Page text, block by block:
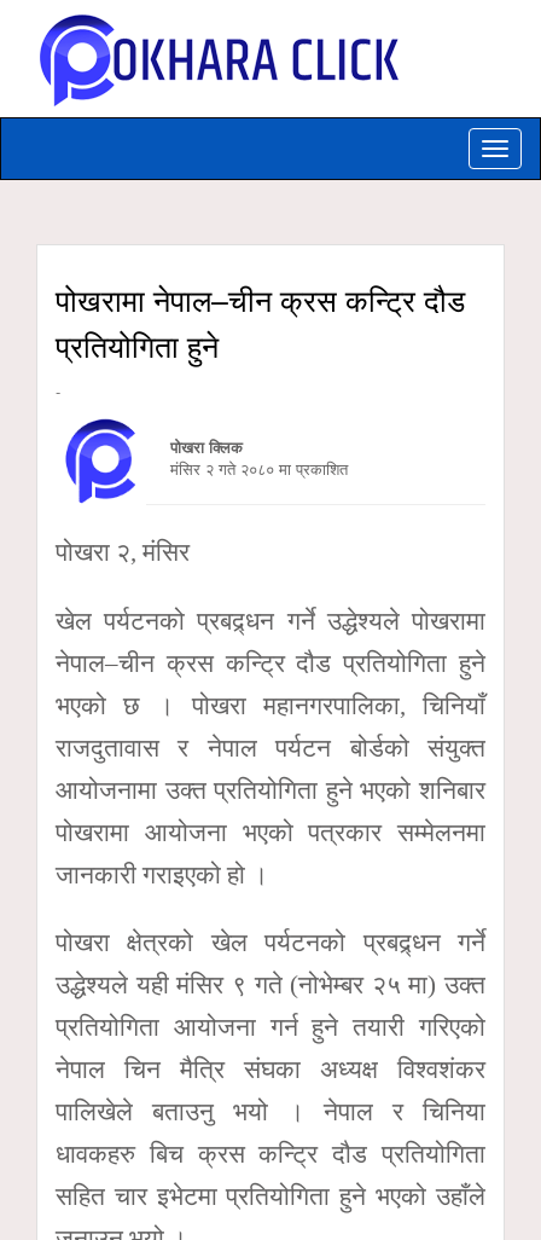
Toggle
पोखरामा नेपाल–चीन क्रस कन्ट्रि दौड
प्रतियोगिता हुने
-
पोखरा क्लिक
मंसिर २ गते २०८० मा प्रकाशित
पोखरा २, मंसिर
खेल पर्यटनको प्रबद्र्धन गर्ने उद्धेश्यले पोखरामा
नेपाल–चीन क्रस कन्ट्रि दौड प्रतियोगिता हुने
भएको छ । पोखरा महानगरपालिका, चिनियाँ
राजदुतावास र नेपाल पर्यटन बोर्डको संयुक्त
आयोजनामा उक्त प्रतियोगिता हुने भएको शनिबार
पोखरामा आयोजना भएको पत्रकार सम्मेलनमा
जानकारी गराइएको हो ।
पोखरा क्षेत्रको खेल पर्यटनको प्रबद्र्धन गर्ने
उद्धेश्यले यही मंसिर ९ गते (नोभेम्बर २५ मा) उक्त
प्रतियोगिता आयोजना गर्न हुने तयारी गरिएको
नेपाल चिन मैत्रि संघका अध्यक्ष विश्वशंकर
पालिखेले बताउनु भयो । नेपाल र चिनिया
धावकहरु बिच क्रस कन्ट्रि दौड प्रतियोगिता
सहित चार इभेटमा प्रतियोगिता हुने भएको उहाँले